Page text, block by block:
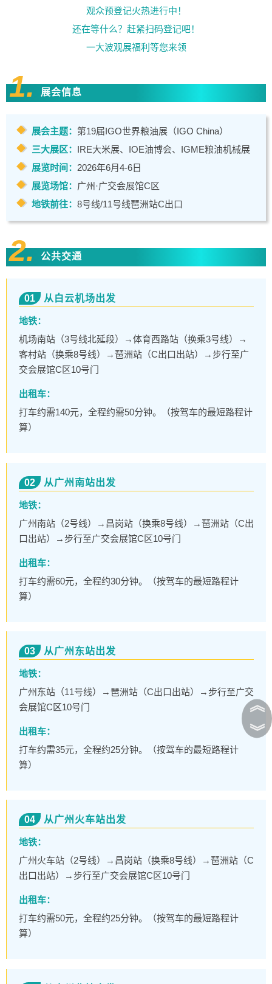
观众预登记火热进行中！
还在等什么？赶紧扫码登记吧！
一大波观展福利等您来领
1. 展会信息
展会主题： 第19届IGO世界粮油展（IGO China）
三大展区： IRE大米展、 IOE油博会、 IGME粮油机械展
展览时间： 2026年6月4-6日
展览场馆： 广州·广交会展馆C区
地铁前往： 8号线/11号线琶洲站C出口
2. 公共交通
01 从白云机场出发
地铁：
机场南站（3号线北延段）→体育西路站（换乘3号线）→
客村站（换乘8号线）→琶洲站（C出口出站）→步行至广
交会展馆C区10号门
出租车：
打车约需140元，全程约需50分钟。（按驾车的最短路程计
算）
02 从广州南站出发
地铁：
广州南站（2号线）→昌岗站（换乘8号线）→琶洲站（C出
口出站）→步行至广交会展馆C区10号门
出租车：
打车约需60元，全程约30分钟。（按驾车的最短路程计
算）
03 从广州东站出发
地铁：
广州东站（11号线）→琶洲站（C出口出站）→步行至广交
会展馆C区10号门
出租车：
打车约需35元，全程约25分钟。（按驾车的最短路程计
算）
04 从广州火车站出发
地铁：
广州火车站（2号线）→昌岗站（换乘8号线）→琶洲站（C
出口出站）→步行至广交会展馆C区10号门
出租车：
打车约需50元，全程约25分钟。（按驾车的最短路程计
算）
︽
︾